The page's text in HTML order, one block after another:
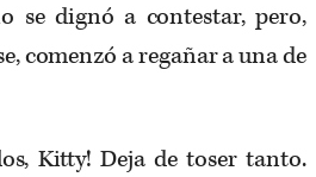
se dignó a contestar, pero,
comenzó a regañar a una de
Kitty! Deja de toser tanto.